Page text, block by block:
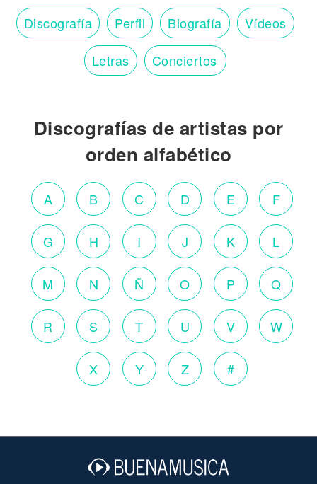
Discografía Perfil Biografía Vídeos
Letras Conciertos
Discografías de artistas por
orden alfabético
A B C D E F
G H I J K L
M N Ñ O P Q
R S T U V W
X Y Z #